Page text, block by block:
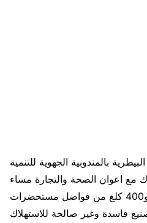
بالمندوبية الجهوية للتنمية
مع اعوان الصحة والتجارة مساء
امس الاثنين من حجز طن و400 كلغ من فواضل مستحضرات
فاسدة وغير صالحة للاستهلاك